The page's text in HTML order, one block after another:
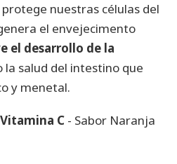
protege nuestras células del
el envejecimento
el desarrollo de la
la salud del intestino que
y menetal.
C - Sabor Naranja